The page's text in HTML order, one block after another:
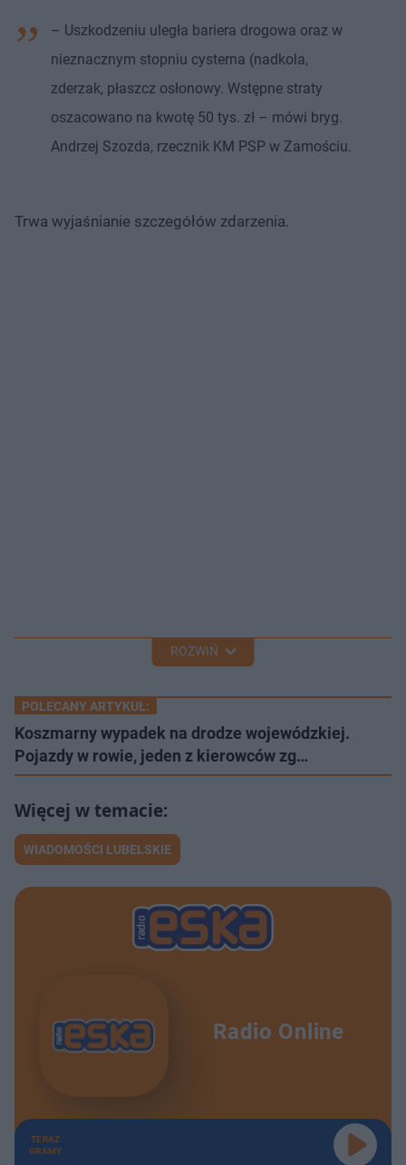
– Uszkodzeniu uległa bariera drogowa oraz w
nieznacznym stopniu cysterna (nadkola,
zderzak, płaszcz osłonowy. Wstępne straty
oszacowano na kwotę 50 tys. zł – mówi bryg.
Andrzej Szozda, rzecznik KM PSP w Zamościu.
Trwa wyjaśnianie szczegółów zdarzenia.
ROZWIŃ
POLECANY ARTYKUŁ:
Koszmarny wypadek na drodze wojewódzkiej.
Pojazdy w rowie, jeden z kierowców zg…
WIADOMOŚCI LUBELSKIE
Radio Online
TERAZ
GRAMY